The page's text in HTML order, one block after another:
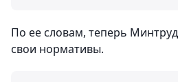
По ее словам, теперь
свои нормативы.